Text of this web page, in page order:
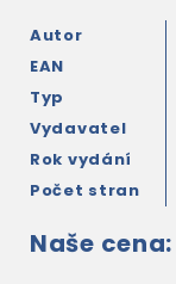
Autor
EAN
Typ
Vydavatel
Rok vydání
Počet stran
Naše cena: